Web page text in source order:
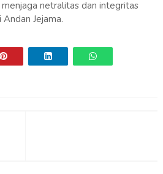
netralitas dan integritas
Jejama.